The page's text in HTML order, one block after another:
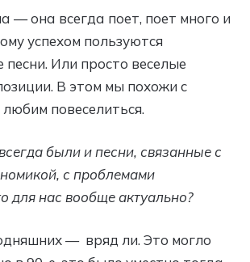
— она всегда поет, поет много и
успехом пользуются
песни. Или просто веселые
В этом мы похожи с
повеселиться.
были и песни, связанные с
с проблемами
для нас вообще актуально?
— вряд ли. Это могло